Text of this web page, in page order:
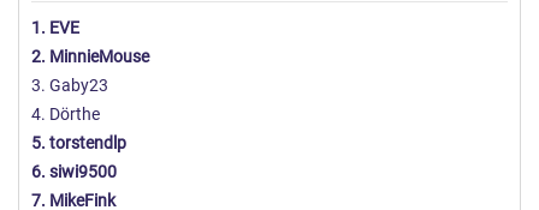
1. EVE
2. MinnieMouse
3. Gaby23
4. Dörthe
5. torstendlp
6. siwi9500
7. MikeFink